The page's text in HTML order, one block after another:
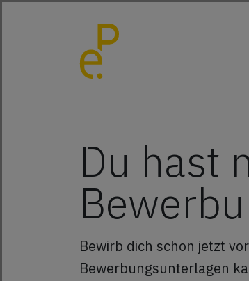
Du hast
Bewirb dich schon jetzt
Bewerbungsunterlagen